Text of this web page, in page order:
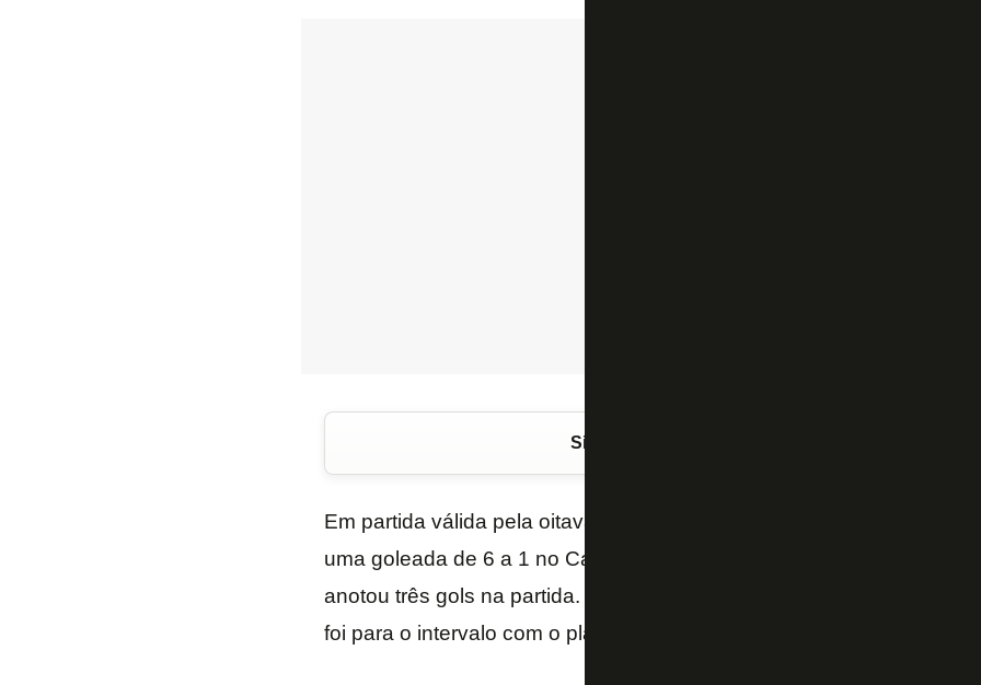
Siga o FogãoNET
Em partida válida pela oitava rodada do Campeonato Capixaba, o
uma goleada de 6 a 1 no Castelo. Destaque para Loco Abreu,
anotou três gols na partida. Mas quem saiu na frente foi o Castelo. O
foi para o intervalo com o placar adverso.